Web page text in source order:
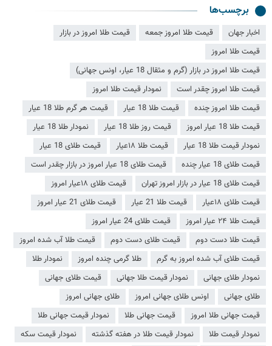
برچسب‌ها
اخبار جهان قیمت طلا امروز جمعه
قیمت طلا امروز در بازار
قیمت طلا امروز
قیمت طلا امروز در بازار (گرم و مثقال 18 عیار، اونس جهانی)
قیمت طلا امروز چقدر است
نمودار قیمت طلا امروز
قیمت طلا امروز چنده
قیمت طلا 18 عیار
قیمت هر گرم طلا 18 عیار
قیمت طلا 18 عیار امروز
قیمت روز طلا 18 عیار
نمودار طلا 18 عیار
نمودار قیمت طلا 18 عیار
قیمت طلا ۱۸عیار
قیمت طلای 18 عیار
قیمت طلای 18 عیار چنده
قیمت طلای 18 عیار امروز در بازار چقدر است
قیمت طلای 18 عیار در بازار امروز تهران
قیمت طلای ۱۸عیار امروز
قیمت طلای ۱۸عیار
قیمت طلا 21 عیار
قیمت طلای 21 عیار امروز
قیمت طلا ۲۴ عیار امروز
قیمت طلای 24 عیار امروز
قیمت طلا دست دوم
قیمت طلای دست دوم
قیمت طلا آب شده امروز
قیمت طلای آب شده امروز به گرم
طلا گرمی چنده امروز
نمودار طلا
نمودار طلای جهانی
نمودار قیمت طلا جهانی
قیمت طلای جهانی
طلای جهانی
اونس طلای جهانی امروز
طلای جهانی امروز
قیمت جهانی طلا امروز
قیمت جهانی طلا
نمودار قیمت جهانی طلا
نمودار قیمت طلا
نمودار قیمت طلا در هفته گذشته
نمودار قیمت سکه